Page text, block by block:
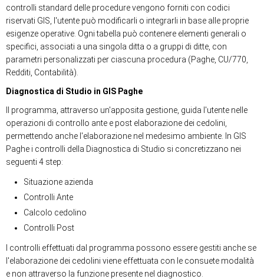
controlli standard delle procedure vengono forniti con codici
riservati GIS, l'utente può modificarli o integrarli in base alle proprie
esigenze operative. Ogni tabella può contenere elementi generali o
specifici, associati a una singola ditta o a gruppi di ditte, con
parametri personalizzati per ciascuna procedura (Paghe, CU/770,
Redditi, Contabilità).
Diagnostica di Studio in GIS Paghe
Il programma, attraverso un'apposita gestione, guida l'utente nelle
operazioni di controllo ante e post elaborazione dei cedolini,
permettendo anche l'elaborazione nel medesimo ambiente. In GIS
Paghe i controlli della Diagnostica di Studio si concretizzano nei
seguenti 4 step:
Situazione azienda
Controlli Ante
Calcolo cedolino
Controlli Post
I controlli effettuati dal programma possono essere gestiti anche se
l'elaborazione dei cedolini viene effettuata con le consuete modalità
e non attraverso la funzione presente nel diagnostico.